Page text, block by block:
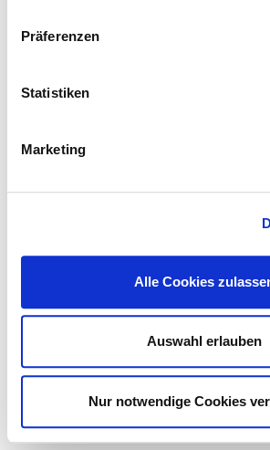
Präferenzen
Statistiken
Marketing
Alle Cookies
Auswahl erlauben
Nur notwendige Cookies
© German hospital directory 2026
Imprint